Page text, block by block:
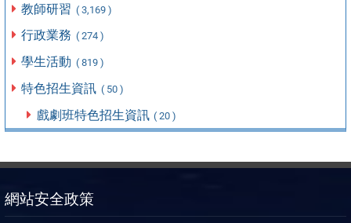
教師研習 ( 3,169 )
行政業務 ( 274 )
學生活動 ( 819 )
特色招生資訊 ( 50 )
戲劇班特色招生資訊 ( 20 )
網站安全政策